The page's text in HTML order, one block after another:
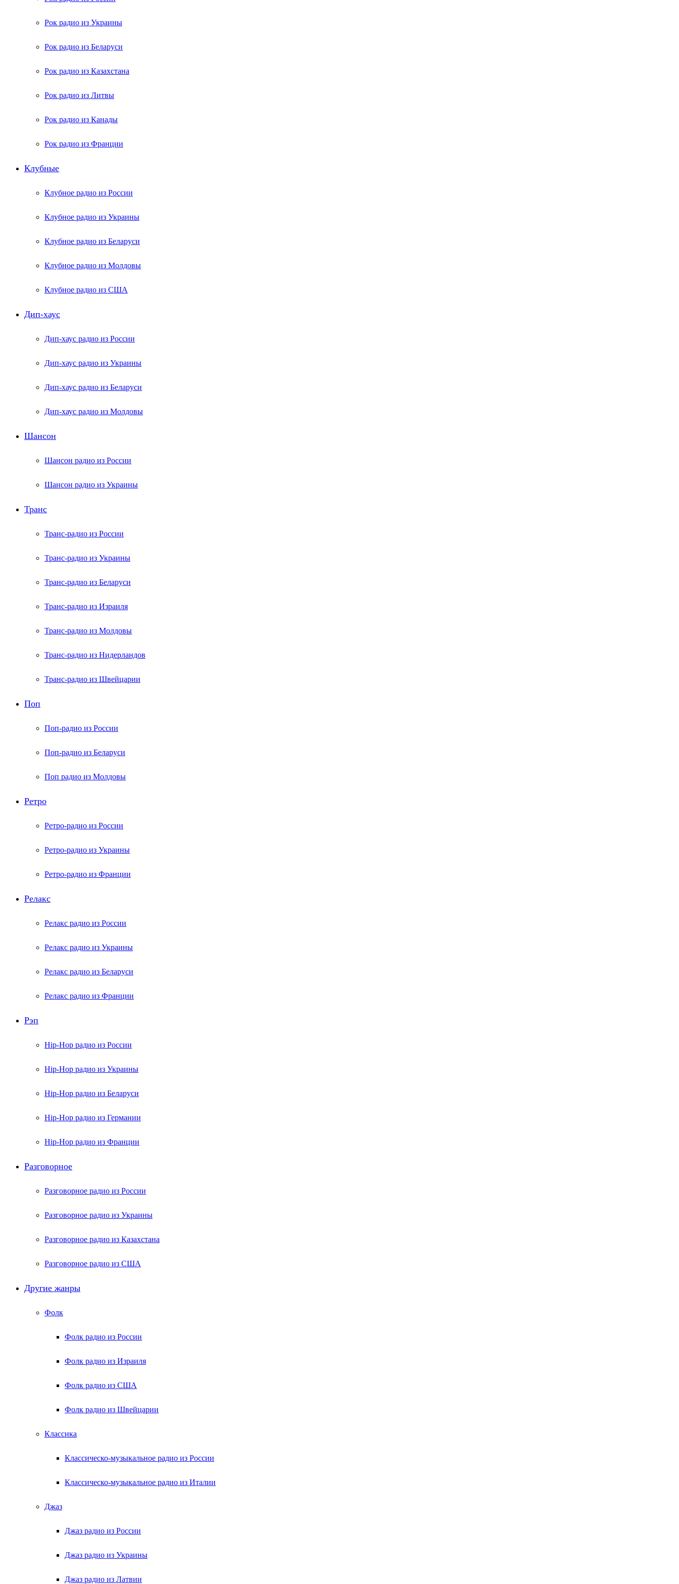
Рок радио из Украины
Рок радио из Беларуси
Рок радио из Казахстана
Рок радио из Литвы
Рок радио из Канады
Рок радио из Франции
Клубные
Клубное радио из России
Клубное радио из Украины
Клубное радио из Беларуси
Клубное радио из Молдовы
Клубное радио из США
Дип-хаус
Дип-хаус радио из России
Дип-хаус радио из Украины
Дип-хаус радио из Беларуси
Дип-хаус радио из Молдовы
Шансон
Шансон радио из России
Шансон радио из Украины
Транс
Транс-радио из России
Транс-радио из Украины
Транс-радио из Беларуси
Транс-радио из Израиля
Транс-радио из Молдовы
Транс-радио из Нидерландов
Транс-радио из Швейцарии
Поп
Поп-радио из России
Поп-радио из Беларуси
Поп радио из Молдовы
Ретро
Ретро-радио из России
Ретро-радио из Украины
Ретро-радио из Франции
Релакс
Релакс радио из России
Релакс радио из Украины
Релакс радио из Беларуси
Релакс радио из Франции
Рэп
Hip-Hop радио из России
Hip-Hop радио из Украины
Hip-Hop радио из Беларуси
Hip-Hop радио из Германии
Hip-Hop радио из Франции
Разговорное
Разговорное радио из России
Разговорное радио из Украины
Разговорное радио из Казахстана
Разговорное радио из США
Другие жанры
Фолк
Фолк радио из России
Фолк радио из Израиля
Фолк радио из США
Фолк радио из Швейцарии
Классика
Классическо-музыкальное радио из России
Классическо-музыкальное радио из Италии
Джаз
Джаз радио из России
Джаз радио из Украины
Джаз радио из Латвии